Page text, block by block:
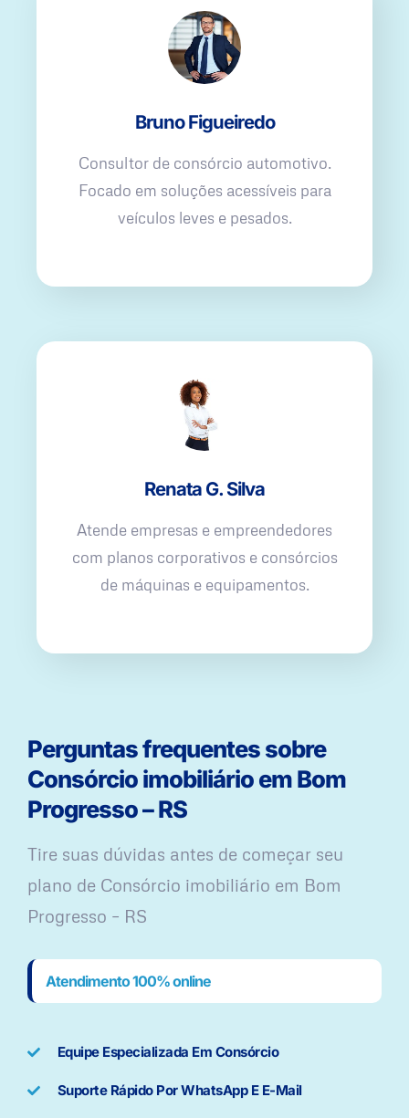
Bruno Figueiredo
Consultor de consórcio automotivo.
Focado em soluções acessíveis para
veículos leves e pesados.
Renata G. Silva
Atende empresas e empreendedores
com planos corporativos e consórcios
de máquinas e equipamentos.
Perguntas frequentes sobre
Consórcio imobiliário em Bom
Progresso – RS
Tire suas dúvidas antes de começar seu
plano ​de Consórcio imobiliário em Bom
Progresso – RS
Atendimento 100% online
Equipe Especializada Em Consórcio
Suporte Rápido Por WhatsApp E E-Mail